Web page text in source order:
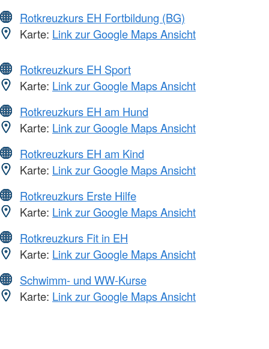
Rotkreuzkurs EH Fortbildung (BG)
Karte: Link zur Google Maps Ansicht
Rotkreuzkurs EH Sport
Karte: Link zur Google Maps Ansicht
Rotkreuzkurs EH am Hund
Karte: Link zur Google Maps Ansicht
Rotkreuzkurs EH am Kind
Karte: Link zur Google Maps Ansicht
Rotkreuzkurs Erste Hilfe
Karte: Link zur Google Maps Ansicht
Rotkreuzkurs Fit in EH
Karte: Link zur Google Maps Ansicht
Schwimm- und WW-Kurse
Karte: Link zur Google Maps Ansicht